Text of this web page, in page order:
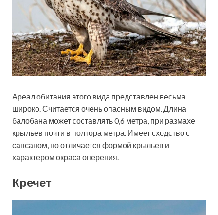
Ареал обитания этого вида представлен весьма
широко. Считается очень опасным видом. Длина
балобана может составлять 0,6 метра, при размахе
крыльев почти в полтора метра. Имеет сходство с
сапсаном, но отличается формой крыльев и
характером окраса оперения.
Кречет